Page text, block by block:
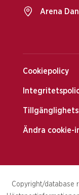
Cookiepolicy
Ändra cookie-
Arena
Copyright/database